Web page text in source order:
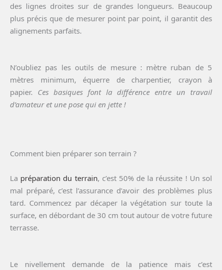
des lignes droites sur de grandes longueurs. Beaucoup
plus précis que de mesurer point par point, il garantit des
alignements parfaits.
N’oubliez pas les outils de mesure : mètre ruban de 5
mètres minimum, équerre de charpentier, crayon à
papier. Ces basiques font la différence entre un travail
d’amateur et une pose qui en jette !
Comment bien préparer son terrain ?
La préparation du terrain, c’est 50% de la réussite ! Un sol
mal préparé, c’est l’assurance d’avoir des problèmes plus
tard. Commencez par décaper la végétation sur toute la
surface, en débordant de 30 cm tout autour de votre future
terrasse.
Le nivellement demande de la patience mais c’est